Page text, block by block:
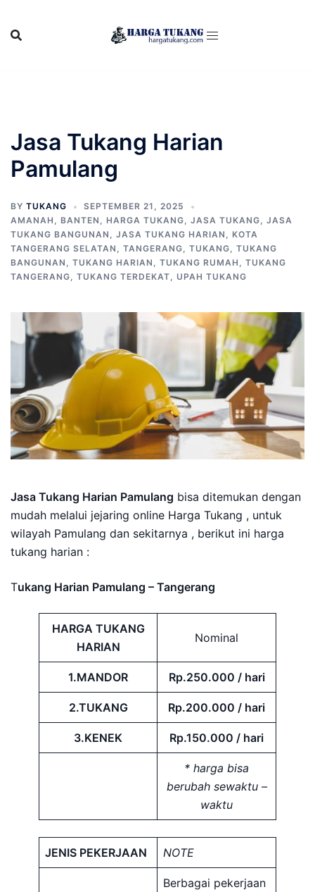
content
Jasa Tukang Harian
Pamulang
BY TUKANG
SEPTEMBER 21, 2025
AMANAH , BANTEN , HARGA TUKANG, JASA TUKANG, JASA
TUKANG BANGUNAN , JASA TUKANG HARIAN , KOTA
TANGERANG SELATAN , TANGERANG, TUKANG, TUKANG
BANGUNAN , TUKANG HARIAN , TUKANG RUMAH , TUKANG
TANGERANG, TUKANG TERDEKAT, UPAH TUKANG
Jasa Tukang Harian Pamulang bisa ditemukan dengan
mudah melalui jejaring online Harga Tukang , untuk
wilayah Pamulang dan sekitarnya , berikut ini harga
tukang harian :
Tukang Harian Pamulang – Tangerang
HARGA TUKANG
HARIAN
Nominal
1.MANDOR Rp.250.000 / hari
2.TUKANG Rp.200.000 / hari
3.KENEK Rp.150.000 / hari
* harga bisa
berubah sewaktu –
waktu
JENIS PEKERJAAN NOTE
Berbagai pekerjaan